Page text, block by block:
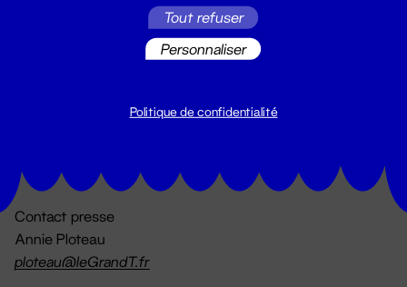
billetterie@leGrandT.fr
Contact presse
Annie Ploteau
ploteau@leGrandT.fr
Tout refuser
Personnaliser
Politique de confidentialité